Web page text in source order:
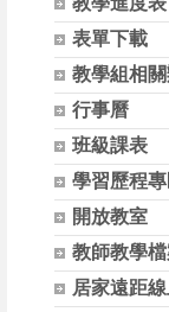
表單下載
教學組相
行事曆
班級課表
學習歷程
開放教室
教師教學
居家遠距